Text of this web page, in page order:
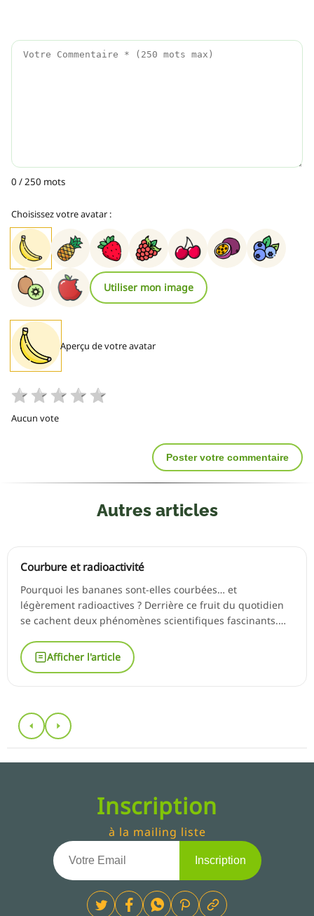
0 / 250 mots
Choisissez votre avatar :
Utiliser mon image
Aperçu de votre avatar
Aucun vote
Poster votre commentaire
Autres articles
Science & Curiosités
Courbure et radioactivité
Pourquoi les bananes sont-elles courbées… et
légèrement radioactives ? Derrière ce fruit du quotidien
se cachent deux phénomènes scientifiques fascinants.
Afficher l'article
Inscription
à la mailing liste
Inscription